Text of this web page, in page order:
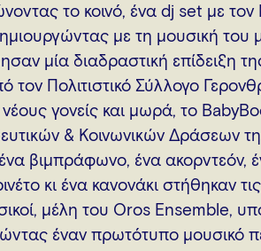
το κοινό, ένα dj set με
με τη μουσική του
μία διαδραστική επίδειξη
τον Πολιτιστικό Σύλλογο
νέους γονείς και μωρά, το
& Κοινωνικών Δράσεων
βιμπράφωνο, ένα ακορντεόν,
κι ένα κανονάκι στήθηκαν
μέλη του Oros Εnsemble,
έναν πρωτότυπο μουσικό